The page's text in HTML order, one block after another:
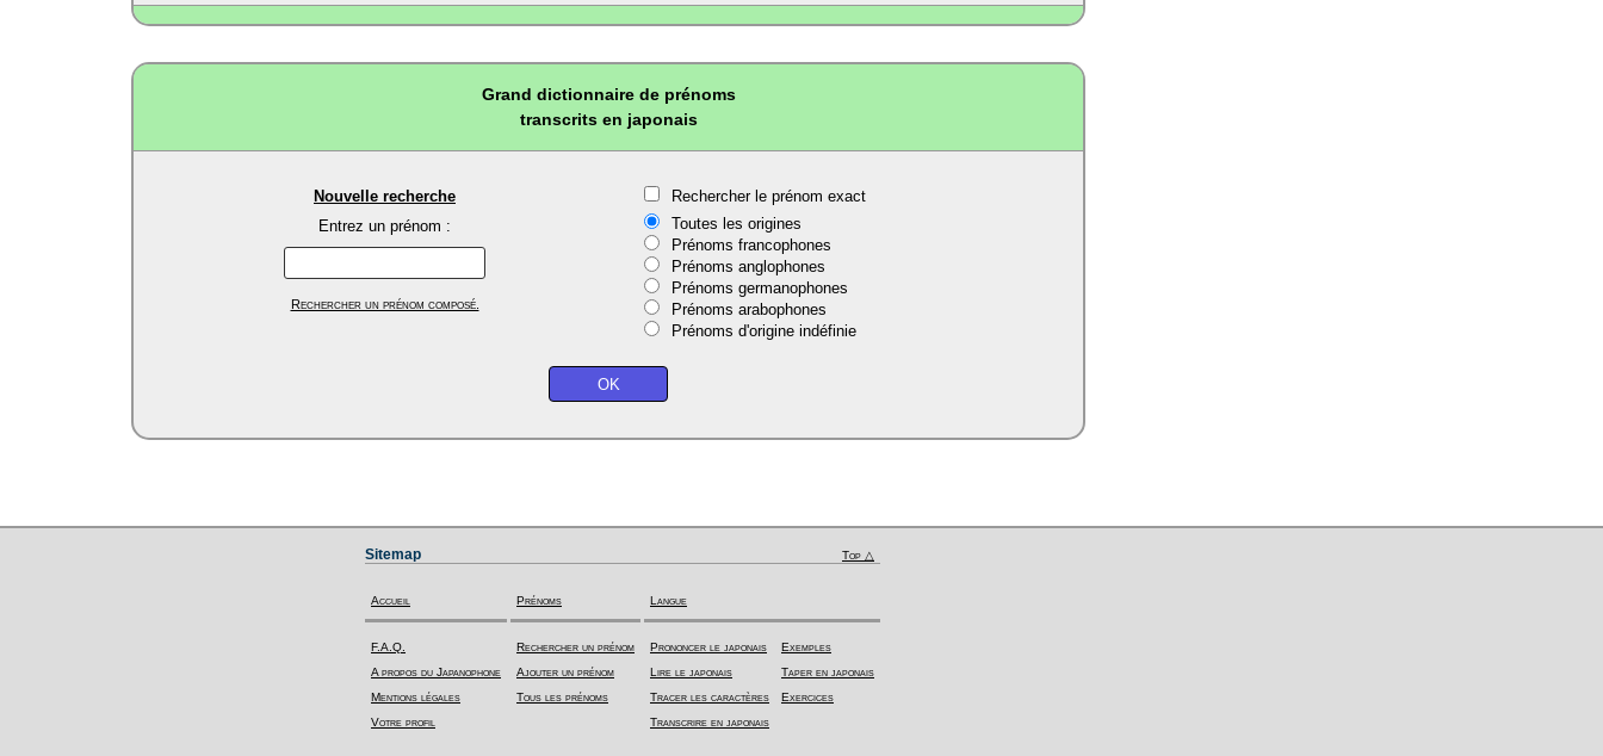
Grand dictionnaire de prénoms
transcrits en japonais
Nouvelle recherche
Entrez un prénom :
Rechercher un prénom composé.
Rechercher le prénom exact
Toutes les origines
Prénoms francophones
Prénoms anglophones
Prénoms germanophones
Prénoms arabophones
Prénoms d'origine indéfinie
Sitemap Top △
Accueil
F.A.Q.
A propos du Japanophone
Mentions légales
Votre profil
Prénoms
Rechercher un prénom
Ajouter un prénom
Tous les prénoms
Langue
Prononcer le japonais
Lire le japonais
Tracer les caractères
Transcrire en japonais
Exemples
Taper en japonais
Exercices